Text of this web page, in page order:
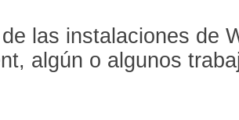
las instalaciones de
algún o algunos